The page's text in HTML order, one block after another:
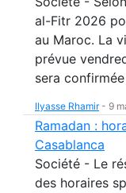
al-Fitr 2026
au Maroc. La
prévue
sera
Ilyasse Rhamir- 9
Ramadan :
Casablanca
Société - Le
des horaires